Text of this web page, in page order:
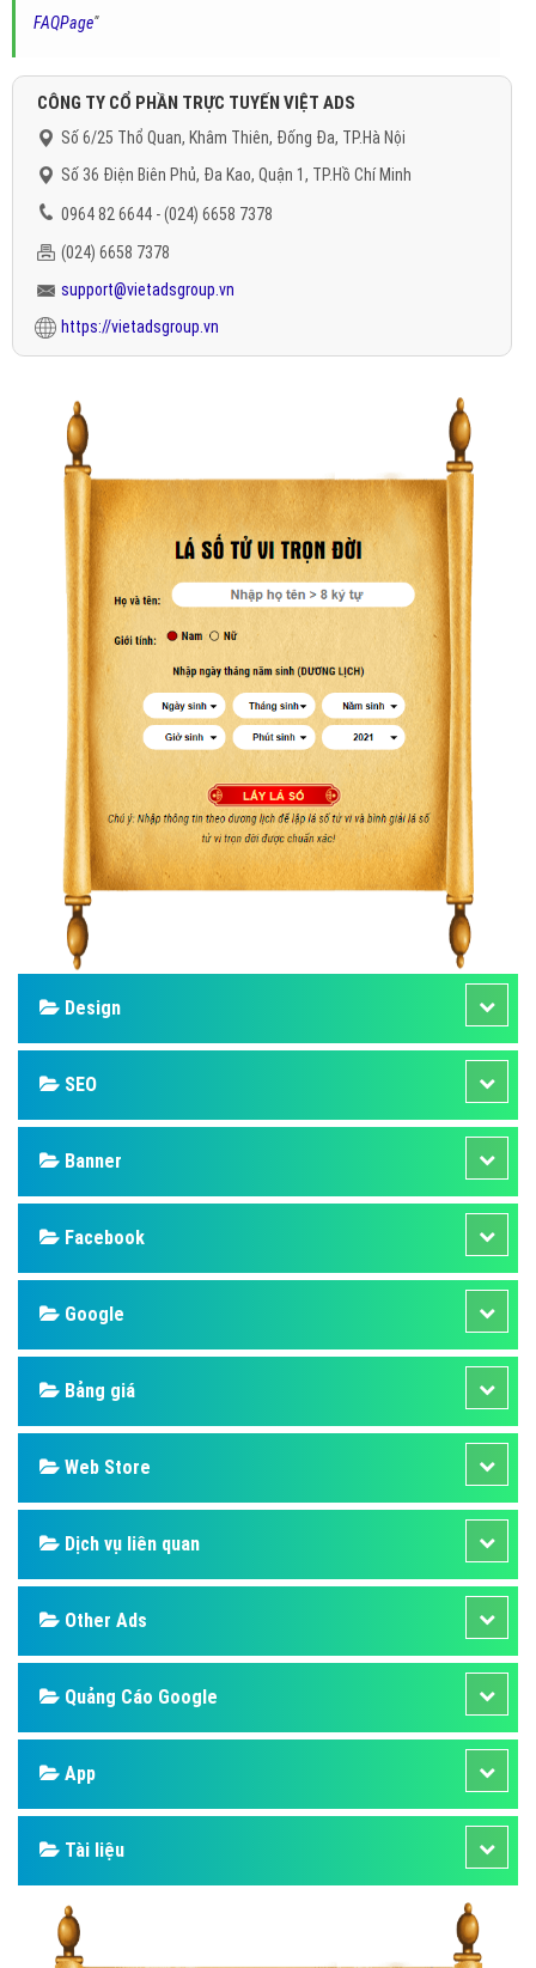
FAQPage"
CÔNG TY CỔ PHẦN TRỰC TUYẾN VIỆT ADS
Số 6/25 Thổ Quan, Khâm Thiên, Đống Đa, TP.Hà Nội
Số 36 Điện Biên Phủ, Đa Kao, Quận 1, TP.Hồ Chí Minh
0964 82 6644 - (024) 6658 7378
(024) 6658 7378
support@vietadsgroup.vn
https://vietadsgroup.vn
Design
SEO
Banner
Facebook
Google
Bảng giá
Web Store
Dịch vụ liên quan
Other Ads
Quảng Cáo Google
App
Tài liệu